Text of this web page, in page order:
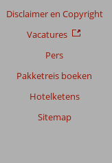
Disclaimer en Copyright
Vacatures
Pers
Pakketreis boeken
Hotelketens
Sitemap